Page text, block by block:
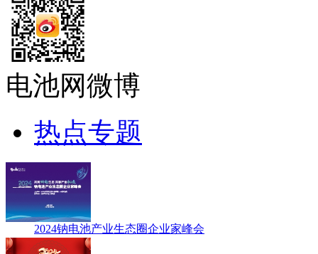
电池网微博
热点专题
2024钠电池产业生态圈企业家峰会